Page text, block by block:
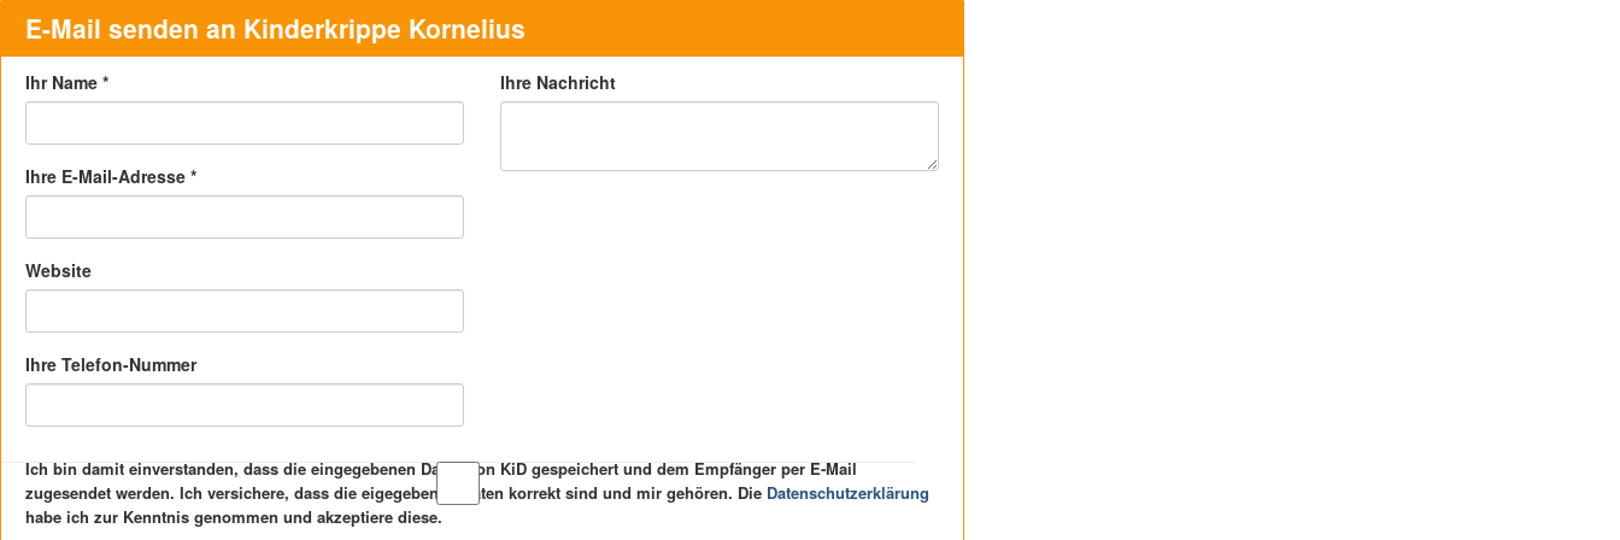
E-Mail senden an Kinderkrippe Kornelius
Ihr Name *
Ihre E-Mail-Adresse *
Website
Ihre Telefon-Nummer
Ihre Nachricht
Ich bin damit einverstanden, dass die eingegebenen Daten von KiD gespeichert und dem Empfänger per E-Mail
zugesendet werden. Ich versichere, dass die eigegebenen Daten korrekt sind und mir gehören. Die Datenschutzerklärung
habe ich zur Kenntnis genommen und akzeptiere diese.